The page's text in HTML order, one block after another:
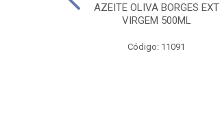
AZEITE OLIVA BORGES EXT
VIRGEM 500ML
Código: 11091